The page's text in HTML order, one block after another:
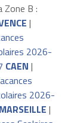
Zone B :
|
2026-
CAEN |
2026-
MARSEILLE |